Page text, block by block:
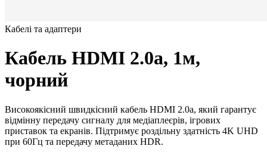
Кабелі та адаптери
Кабель HDMI 2.0a, 1м,
чорний
Високоякісний швидкісний кабель HDMI 2.0a, який гарантує
відмінну передачу сигналу для медіаплеєрів, ігрових
приставок та екранів. Підтримує роздільну здатність 4K UHD
при 60Гц та передачу метаданих HDR.